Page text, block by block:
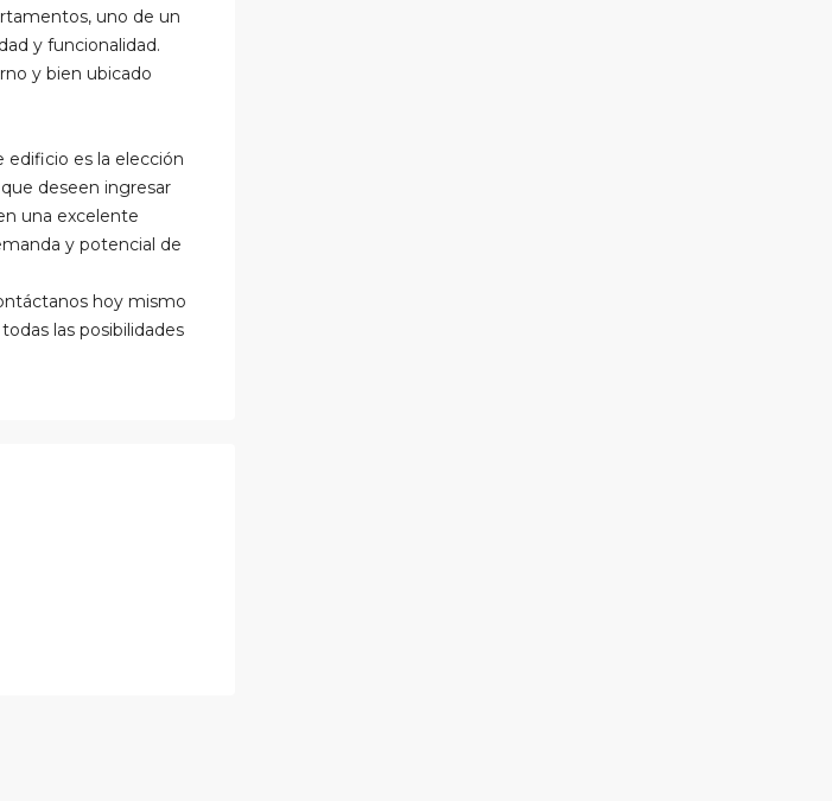
uno de un
y funcionalidad.
y bien ubicado
edificio es la elección
deseen ingresar
una excelente
y potencial de
hoy mismo
las posibilidades